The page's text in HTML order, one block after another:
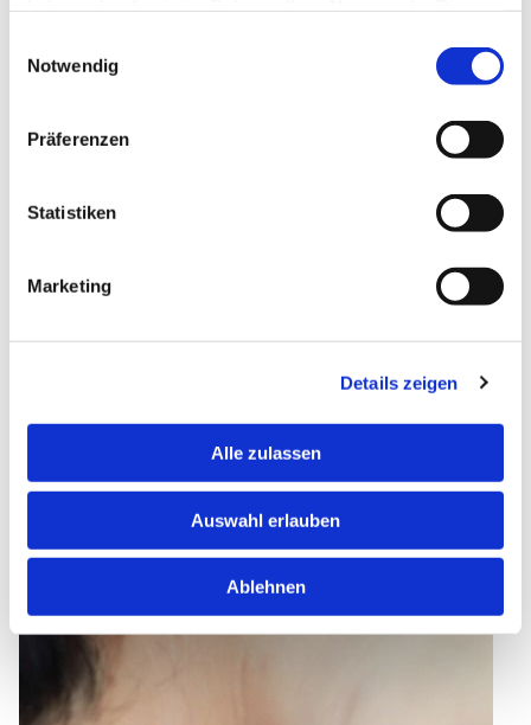
Notwendig
Präferenzen
Statistiken
Marketing
Details zeigen
Alle zulassen
Auswahl erlauben
Ablehnen
Neben der Akupunktur kommen bei uns auch weitere
Psychokinesiologie, Bachblütentherapie, Stimmanalyse,